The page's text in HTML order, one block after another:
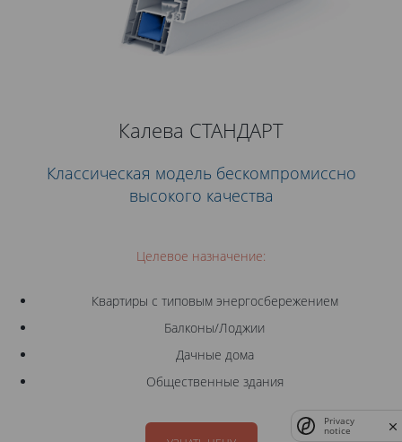
Калева СТАНДАРТ
Классическая модель бескомпромиссно
высокого качества
Целевое назначение:
Квартиры с типовым энергосбережением
Балконы/Лоджии
Дачные дома
Общественные здания
Privacy
notice